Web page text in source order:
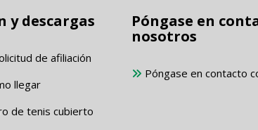
y descargas
de afiliación
llegar
de tenis cubierto
Póngase en
nosotros
Póngase en contacto